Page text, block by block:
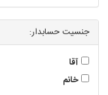
جنسیت حسابدار:
آقا
خانم